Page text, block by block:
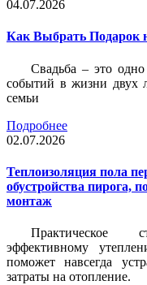
04.07.2026
Как Выбрать Подарок
Свадьба – это
событий в жизни двух
семьи
Подробнее
02.07.2026
Теплоизоляция пола
обустройства пирога,
монтаж
Практическое
эффективному
поможет навсегда
затраты на отопление.